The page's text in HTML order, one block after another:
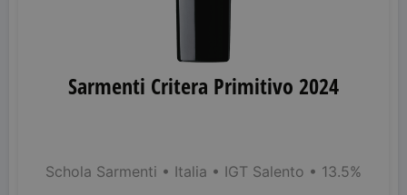
Sarmenti Critera Primitivo 2024
Schola Sarmenti • Italia • IGT Salento • 13.5%